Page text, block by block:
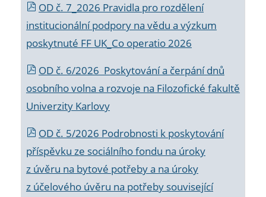
OD č. 7_2026 Pravidla pro rozdělení
institucionální podpory na vědu a výzkum
poskytnuté FF UK_Co operatio 2026
OD č. 6/2026 Poskytování a čerpání dnů
osobního volna a rozvoje na Filozofické fakultě
Univerzity Karlovy
OD č. 5/2026 Podrobnosti k poskytování
příspěvku ze sociálního fondu na úroky
z úvěru na bytové potřeby a na úroky
z účelového úvěru na potřeby související